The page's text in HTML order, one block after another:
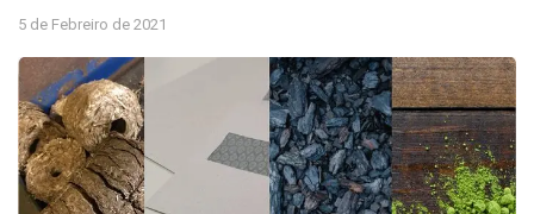
5 de Febreiro de 2021